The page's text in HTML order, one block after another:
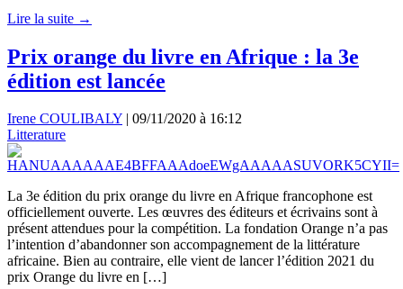
Lire la suite →
Prix orange du livre en Afrique : la 3e
édition est lancée
Irene COULIBALY | 09/11/2020 à 16:12
Litterature
La 3e édition du prix orange du livre en Afrique francophone est
officiellement ouverte. Les œuvres des éditeurs et écrivains sont à
présent attendues pour la compétition. La fondation Orange n’a pas
l’intention d’abandonner son accompagnement de la littérature
africaine. Bien au contraire, elle vient de lancer l’édition 2021 du
prix Orange du livre en […]